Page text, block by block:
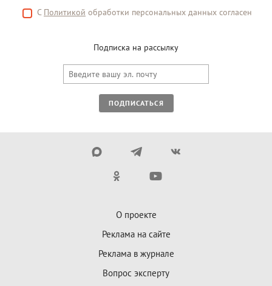
С Политикой обработки персональных данных согласен
Подписка на рассылку
ПОДПИСАТЬСЯ
О проекте
Реклама на сайте
Реклама в журнале
Вопрос эксперту